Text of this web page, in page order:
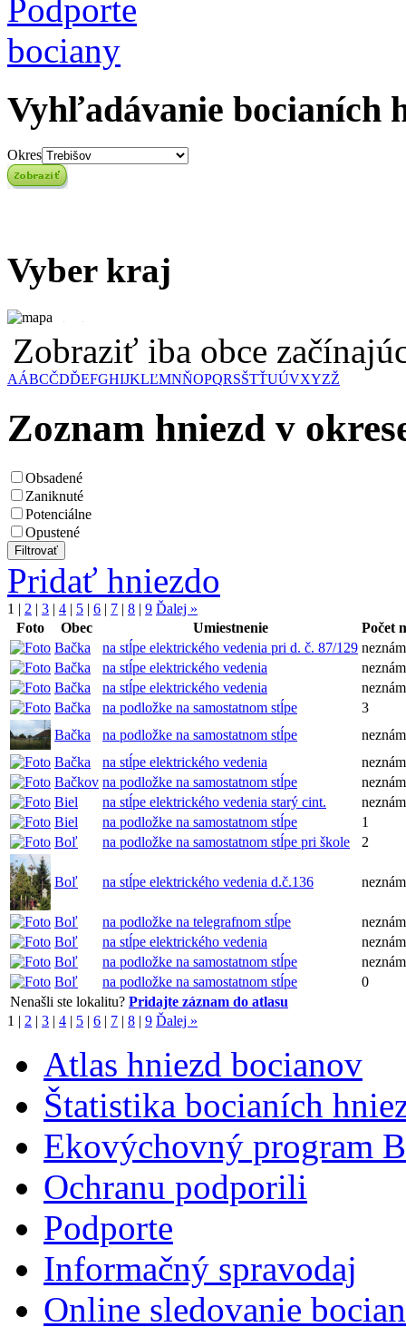
Vyhľadávanie bocianích
Okres
Vyber kraj
Zobraziť iba obce
AÁBCČDĎEFGHIJKLĽMNŇOPQRSŠTŤUÚVXYZŽ
Zoznam hniezd v
Obsadené
Zaniknuté
Potenciálne
Opustené
Pridať hniezdo
1 | 2 | 3 | 4 | 5 | 6 | 7 | 8 | 9 Ďalej »
Foto
Obec Umiestnenie
Počet
Bačka
na stĺpe elektrického vedenia pri d. č. 87/129
Bačka
na stĺpe elektrického vedenia
Bačka
na stĺpe elektrického vedenia
Bačka
na podložke na samostatnom stĺpe
3
Bačka
na podložke na samostatnom stĺpe
Bačka
na stĺpe elektrického vedenia
Bačkov na podložke na samostatnom stĺpe
Biel
na stĺpe elektrického vedenia starý cint.
Biel
na podložke na samostatnom stĺpe
1
Boľ
na podložke na samostatnom stĺpe pri škole 2
Boľ na stĺpe elektrického vedenia d.č.136
Boľ na podložke na telegrafnom stĺpe
Boľ
na stĺpe elektrického vedenia
Boľ
na podložke na samostatnom stĺpe
Boľ
na podložke na samostatnom stĺpe
0
Nenašli ste lokalitu? Pridajte záznam do atlasu
1 | 2 | 3 | 4 | 5 | 6 | 7 | 8 | 9 Ďalej »
Atlas hniezd bocianov
Štatistika bocianích
Ekovýchovný program
Ochranu podporili
Podporte
Informačný spravodaj
Online sledovanie